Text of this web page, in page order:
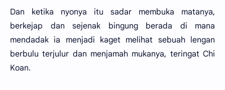
Dan ketika nyonya itu sadar membuka matanya,
berkejap dan sejenak bingung berada di mana
mendadak ia menjadi kaget melihat sebuah lengan
berbulu terjulur dan menjamah mukanya, teringat Chi
Koan.